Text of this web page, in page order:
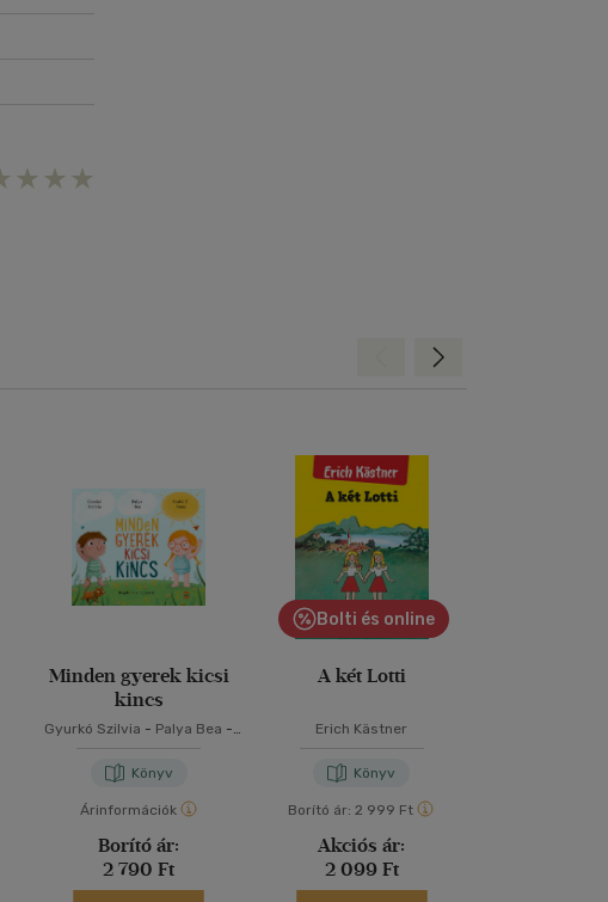
Minden gyerek kicsi
kincs
Gyurkó Szilvia - Palya Bea -
Könyv
Árinformációk
Borító ár:
2 790 Ft
Bolti és online
A két Lotti
Erich Kästner
Könyv
Borító ár: 2 999 Ft
Akciós ár:
2 099 Ft
Előre